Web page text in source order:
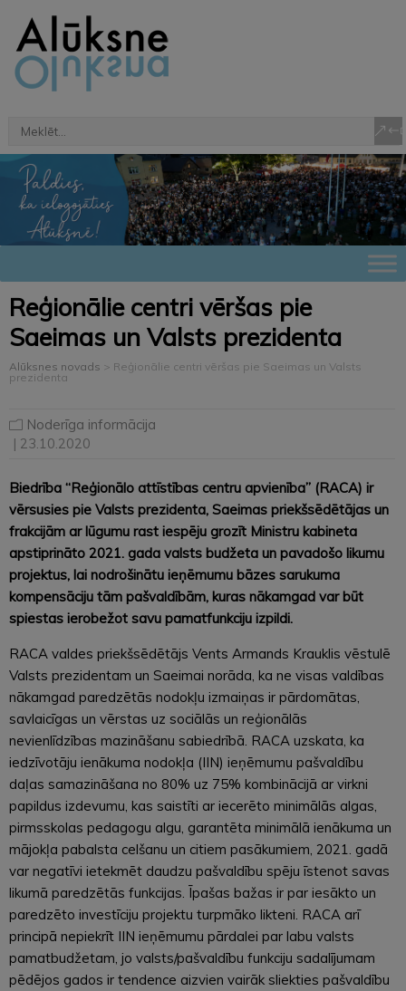
Reģionālie centri vēršas pie
Saeimas un Valsts prezidenta
Alūksnes novads > Reģionālie centri vēršas pie Saeimas un Valsts
prezidenta
Noderīga informācija
| 23.10.2020
Biedrība “Reģionālo attīstības centru apvienība” (RACA) ir
vērsusies pie Valsts prezidenta, Saeimas priekšsēdētājas un
frakcijām ar lūgumu rast iespēju grozīt Ministru kabineta
apstiprināto 2021. gada valsts budžeta un pavadošo likumu
projektus, lai nodrošinātu ieņēmumu bāzes sarukuma
kompensāciju tām pašvaldībām, kuras nākamgad var būt
spiestas ierobežot savu pamatfunkciju izpildi.
RACA valdes priekšsēdētājs Vents Armands Krauklis vēstulē
Valsts prezidentam un Saeimai norāda, ka ne visas valdības
nākamgad paredzētās nodokļu izmaiņas ir pārdomātas,
savlaicīgas un vērstas uz sociālās un reģionālās
nevienlīdzības mazināšanu sabiedrībā. RACA uzskata, ka
iedzīvotāju ienākuma nodokļa (IIN) ieņēmumu pašvaldību
daļas samazināšana no 80% uz 75% kombinācijā ar virkni
papildus izdevumu, kas saistīti ar iecerēto minimālās algas,
pirmsskolas pedagogu algu, garantēta minimālā ienākuma un
mājokļa pabalsta celšanu un citiem pasākumiem, 2021. gadā
var negatīvi ietekmēt daudzu pašvaldību spēju īstenot savas
likumā paredzētās funkcijas. Īpašas bažas ir par iesākto un
paredzēto investīciju projektu turpmāko likteni. RACA arī
principā nepiekrīt IIN ieņēmumu pārdalei par labu valsts
pamatbudžetam, jo valsts/pašvaldību funkciju sadalījumam
pēdējos gados ir tendence aizvien vairāk sliekties pašvaldību